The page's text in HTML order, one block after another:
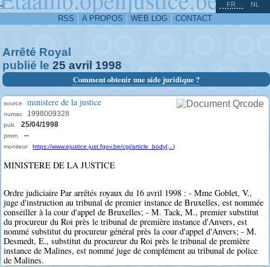
-
RSS A PROPOS WEB LOG CONTACT
FR NL
Arrêté Royal
publié le 25 avril 1998
Comment obtenir une aide juridique ?
source ministere de la justice
numac 1998009328
pub. 25/04/1998
prom. --
moniteur https://www.ejustice.just.fgov.be/cgi/article_body(...)
MINISTERE DE LA JUSTICE
Ordre judiciaire Par arrêtés royaux du 16 avril 1998 : - Mme Goblet, V.,
juge d'instruction au tribunal de premier instance de Bruxelles, est nommée
conseiller à la cour d'appel de Bruxelles; - M. Tack, M., premier substitut
du procureur du Roi près le tribunal de première instance d'Anvers, est
nommé substitut du procureur général près la cour d'appel d'Anvers; - M.
Desmedt, E., substitut du procureur du Roi près le tribunal de première
instance de Malines, est nommé juge de complément au tribunal de police
de Malines.
^